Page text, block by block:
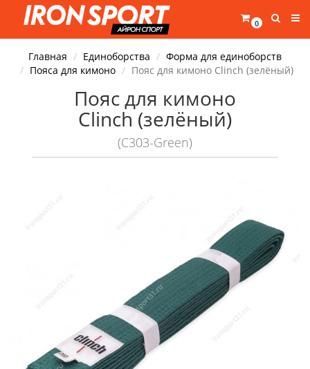
0
Главная Единоборства
Форма для единоборств
Пояса для кимоно
Пояс для кимоно Clinch (зелёный)
Пояс для кимоно
Clinch (зелёный)
(C303-Green)